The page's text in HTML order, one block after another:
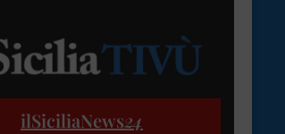
ilSiciliaNews24